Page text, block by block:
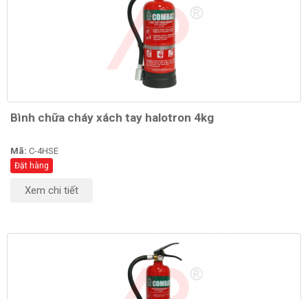
Bình chữa cháy xách tay halotron 4kg
Mã: C-4HSE
Đặt hàng
Xem chi tiết